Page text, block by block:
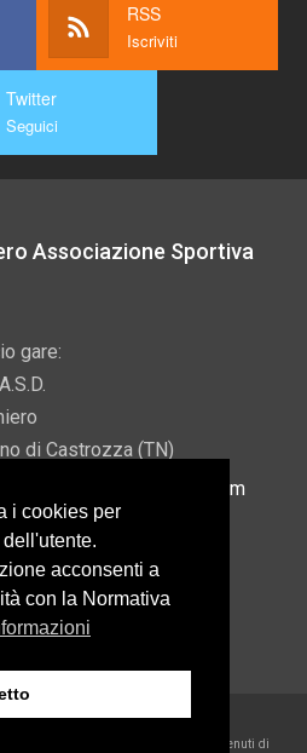
RSS
Iscriviti
Twitter
Seguici
Associazione Sportiva
gare:
di Castrozza (TN)
info@usprimiero.com
Amministrazione
dove diversamente specificato, i contenuti di
i cookies per
acconsenti a
con la Normativa